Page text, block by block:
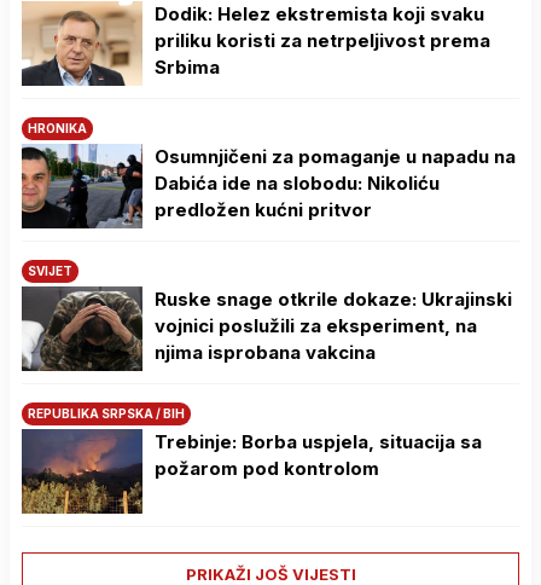
Dodik: Helez ekstremista koji svaku
priliku koristi za netrpeljivost prema
Srbima
HRONIKA
Osumnjičeni za pomaganje u napadu na
Dabića ide na slobodu: Nikoliću
predložen kućni pritvor
SVIJET
Ruske snage otkrile dokaze: Ukrajinski
vojnici poslužili za eksperiment, na
njima isprobana vakcina
REPUBLIKA SRPSKA / BIH
Trebinje: Borba uspjela, situacija sa
požarom pod kontrolom
PRIKAŽI JOŠ VIJESTI